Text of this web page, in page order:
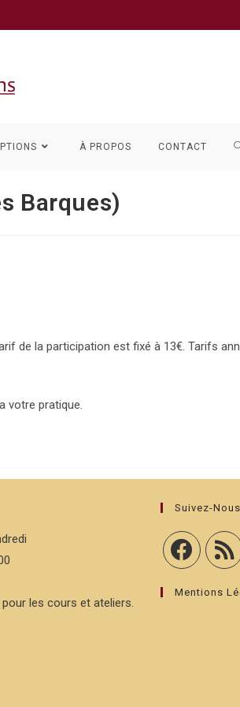
À PROPOS CONTACT
Barques)
de la participation est fixé à 13€. Tarifs
votre pratique.
les cours et ateliers.
Suivez-Nous
Mentions